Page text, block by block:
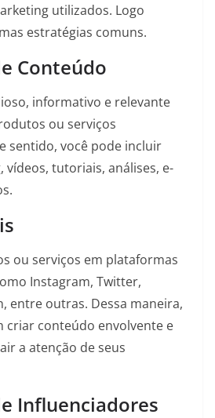
utilizados. Logo
estratégias comuns.
Conteúdo
informativo e relevante
ou serviços
sentido, você pode incluir
vídeos, tutoriais, análises, e-
ou serviços em plataformas
Instagram, Twitter,
entre outras. Dessa maneira,
criar conteúdo envolvente e
a atenção de seus
Influenciadores